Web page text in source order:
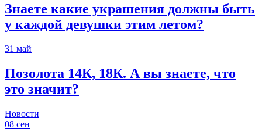
Знаете какие украшения должны быть
у каждой девушки этим летом?
31 май
Позолота 14К, 18К. А вы знаете, что
это значит?
Новости
08 сен